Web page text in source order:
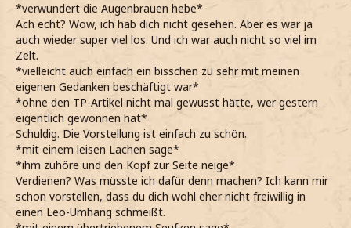
*verwundert die Augenbrauen hebe*
Ach echt? Wow, ich hab dich nicht gesehen. Aber es war ja
auch wieder super viel los. Und ich war auch nicht so viel im
Zelt.
*vielleicht auch einfach ein bisschen zu sehr mit meinen
eigenen Gedanken beschäftigt war*
*ohne den TP-Artikel nicht mal gewusst hätte, wer gestern
eigentlich gewonnen hat*
Schuldig. Die Vorstellung ist einfach zu schön.
*mit einem leisen Lachen sage*
*ihm zuhöre und den Kopf zur Seite neige*
Verdienen? Was müsste ich dafür denn machen? Ich kann mir
schon vorstellen, dass du dich wohl eher nicht freiwillig in
einen Leo-Umhang schmeißt.